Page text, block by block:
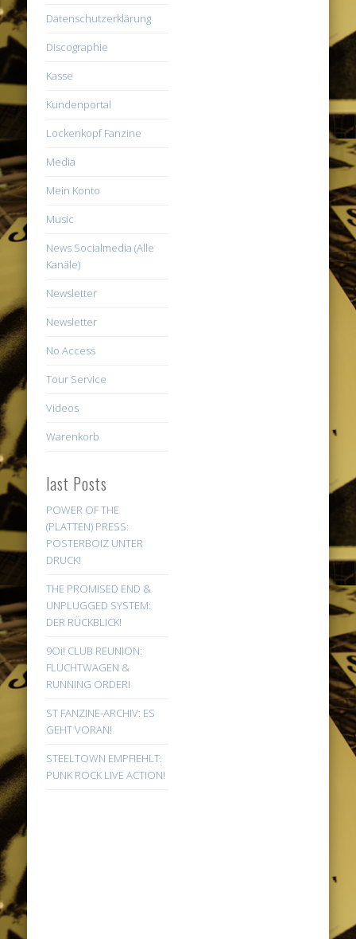
Datenschutzerklärung
Discographie
Kasse
Kundenportal
Lockenkopf Fanzine
Media
Mein Konto
Music
News Socialmedia (Alle
Kanäle)
Newsletter
Newsletter
No Access
Tour Service
Videos
Warenkorb
last Posts
POWER OF THE
(PLATTEN) PRESS:
POSTERBOIZ UNTER
DRUCK!
THE PROMISED END &
UNPLUGGED SYSTEM:
DER RÜCKBLICK!
9Oi! CLUB REUNION:
FLUCHTWAGEN &
RUNNING ORDER!
ST FANZINE-ARCHIV: ES
GEHT VORAN!
STEELTOWN EMPFIEHLT:
PUNK ROCK LIVE ACTION!